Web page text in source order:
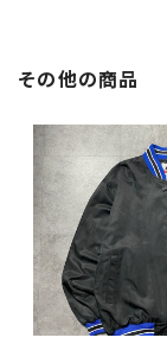
その他の商品